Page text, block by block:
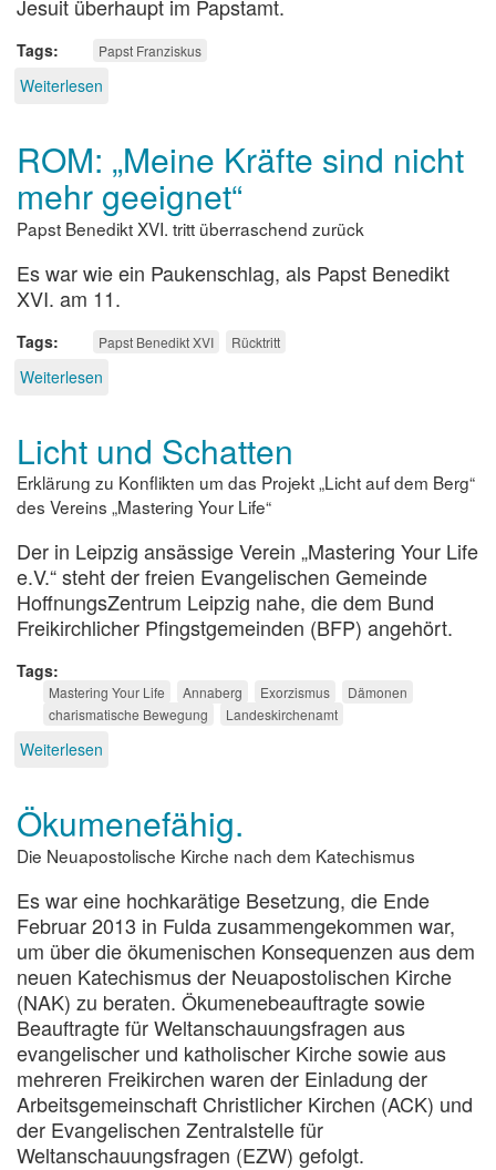
Jesuit überhaupt im Papstamt.
Tags Papst Franziskus
Weiterlesen
überraschende
Wahl
ROM: „Meine Kräfte sind nicht
mehr geeignet“
Papst Benedikt XVI. tritt überraschend zurück
Es war wie ein Paukenschlag, als Papst Benedikt
XVI. am 11.
Tags Papst Benedikt XVI Rücktritt
Weiterlesen
sind
nicht
mehr
geeignet“
Licht und Schatten
Erklärung zu Konflikten um das Projekt „Licht auf dem Berg“
des Vereins „Mastering Your Life“
Der in Leipzig ansässige Verein „Mastering Your Life
e.V.“ steht der freien Evangelischen Gemeinde
HoffnungsZentrum Leipzig nahe, die dem Bund
Freikirchlicher Pfingstgemeinden (BFP) angehört.
Tags
Mastering Your Life Annaberg Exorzismus
Dämonen
charismatische Bewegung
Landeskirchenamt
Weiterlesen
Schatten
Ökumenefähig.
Die Neuapostolische Kirche nach dem Katechismus
Es war eine hochkarätige Besetzung, die Ende
Februar 2013 in Fulda zusammengekommen war,
um über die ökumenischen Konsequenzen aus dem
neuen Katechismus der Neuapostolischen Kirche
(NAK) zu beraten. Ökumenebeauftragte sowie
Beauftragte für Weltanschauungsfragen aus
evangelischer und katholischer Kirche sowie aus
mehreren Freikirchen waren der Einladung der
Arbeitsgemeinschaft Christlicher Kirchen (ACK) und
der Evangelischen Zentralstelle für
Weltanschauungsfragen (EZW) gefolgt.